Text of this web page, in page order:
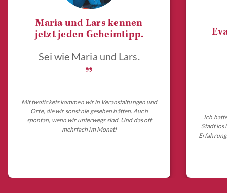
Maria und Lars kennen
jetzt jeden Geheimtipp.
Sei wie Maria und Lars.
„
Mit twotickets kommen wir in Veranstaltungen und
Orte, die wir sonst nie gesehen hätten. Auch
spontan, wenn wir unterwegs sind. Und das oft
mehrfach im Monat!
Ich
Stadt los